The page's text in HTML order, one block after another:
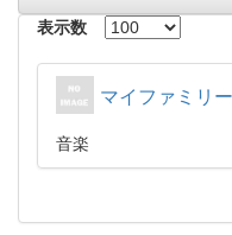
表示数
マイファミリ
音楽